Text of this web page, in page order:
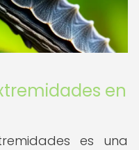
en
es una